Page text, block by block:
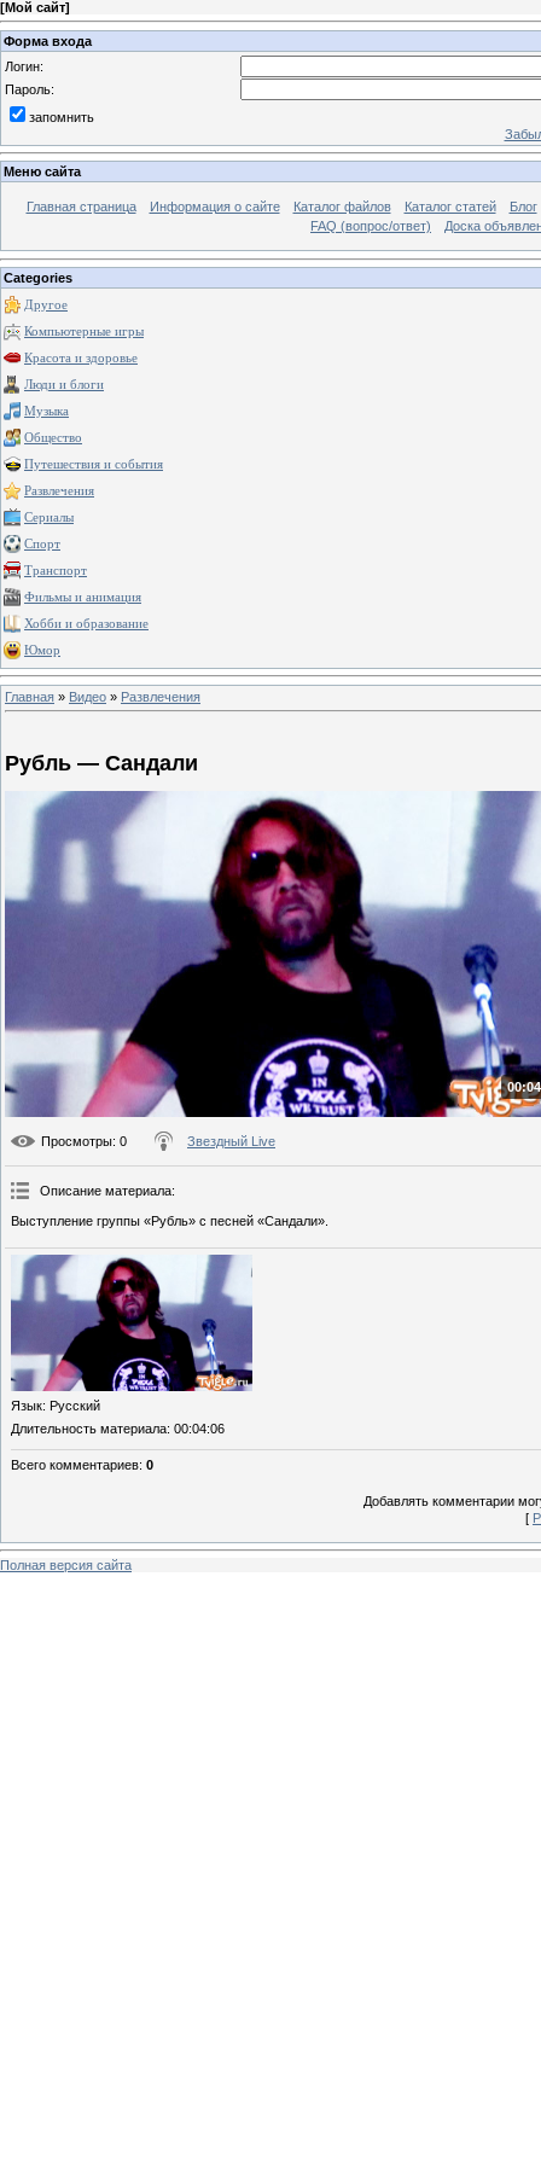
[Мой сайт]
Форма входа
Логин:
Пароль:
запомнить
Меню сайта
Главная страница Информация о сайте Каталог файлов Каталог статей
Блог
FAQ (вопрос/ответ)
Доска
Categories
Другое
Компьютерные игры
Красота и здоровье
Люди и блоги
Музыка
Общество
Путешествия и события
Развлечения
Сериалы
Спорт
Транспорт
Фильмы и анимация
Хобби и образование
Юмор
Главная » Видео » Развлечения
Рубль — Сандали
Просмотры: 0 Звездный Live
Описание материала:
Выступление группы «Рубль» с песней «Сандали».
Язык: Русский
Длительность материала: 00:04:06
Всего комментариев: 0
Добавлять комментарии
[
Полная версия сайта